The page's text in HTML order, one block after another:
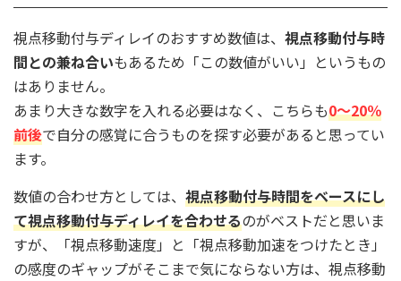
視点移動付与ディレイのおすすめ数値は、 視点移動付与時
間との兼ね合いもあるため「この数値がいい」というもの
はありません。
あまり大きな数字を入れる必要はなく、こちらも0〜20％
前後で自分の感覚に合うものを探す必要があると思ってい
ます。
数値の合わせ方としては、 視点移動付与時間をベースにし
て視点移動付与ディレイを合わせるのがベストだと思いま
すが、「視点移動速度」と「視点移動加速をつけたとき」
の感度のギャップがそこまで気にならない方は、視点移動